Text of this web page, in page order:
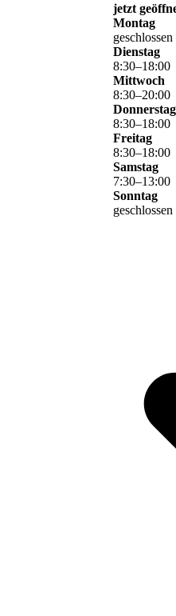
jetzt
Montag
geschlossen
Dienstag
8:30–18:00
Mittwoch
8:30–20:00
Donnerstag
8:30–18:00
Freitag
8:30–18:00
Samstag
7:30–13:00
Sonntag
geschlossen